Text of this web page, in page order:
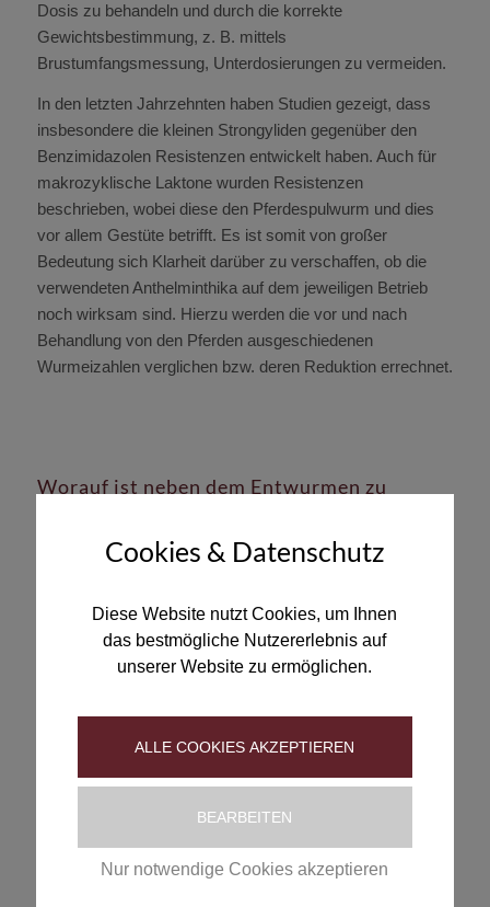
Dosis zu behandeln und durch die korrekte
Gewichtsbestimmung, z. B. mittels
Brustumfangsmessung, Unterdosierungen zu vermeiden.
In den letzten Jahrzehnten haben Studien gezeigt, dass
insbesondere die kleinen Strongyliden gegenüber den
Benzimidazolen Resistenzen entwickelt haben. Auch für
makrozyklische Laktone wurden Resistenzen
beschrieben, wobei diese den Pferdespulwurm und dies
vor allem Gestüte betrifft. Es ist somit von großer
Bedeutung sich Klarheit darüber zu verschaffen, ob die
verwendeten Anthelminthika auf dem jeweiligen Betrieb
noch wirksam sind. Hierzu werden die vor und nach
Behandlung von den Pferden ausgeschiedenen
Wurmeizahlen verglichen bzw. deren Reduktion errechnet.
Worauf ist neben dem Entwurmen zu
Wirkstoffen gegen sich entwickelnde Wurmstadien oder
ausgewachsene Würmer eine zentrale Maßnahme zur
Gesunderhaltung der Tiere. Sehr wichtig sind jedoch auch
Entwurmungsbehandlungen maßgeblich verringert und
somit die Entwicklung von Wurmmittelresistenzen
Folgende Maßnahmen helfen dabei, das Risiko für einen
Cookies & Datenschutz
Diese Website nutzt Cookies, um Ihnen
das bestmögliche Nutzererlebnis auf
unserer Website zu ermöglichen.
ALLE COOKIES AKZEPTIEREN
BEARBEITEN
Nur notwendige Cookies akzeptieren